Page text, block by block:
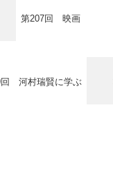
第207回 映画
回 河村瑞賢に学ぶ